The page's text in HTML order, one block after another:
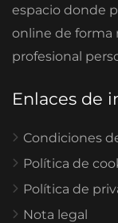
espacio donde
online de forma
profesional
Enlaces de
Condiciones
Política de
Política de
Nota legal